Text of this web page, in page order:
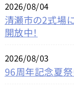
2026/08/04
清瀬市の2式場に
開放中！
2026/08/03
96周年記念夏祭